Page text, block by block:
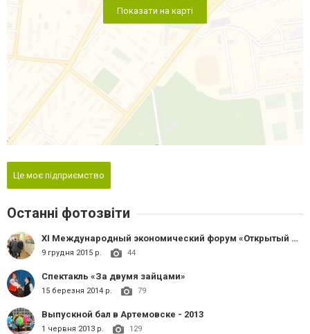
Показати на карті
Це моє підприємство
Останні фотозвіти
XI Международный экономический форум «Открытый Донбасс»
9 грудня 2015 р. 44
Спектакль «За двумя зайцами»
15 березня 2014 р. 79
Выпускной бал в Артемовске - 2013
1 червня 2013 р. 129